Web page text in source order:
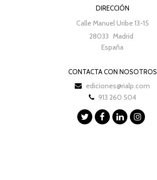
DIRECCIÓN
Calle Manuel Uribe 13-15
28033 Madrid
España
CONTACTA CON NOSOTROS
ediciones@rialp.com
913 260 504